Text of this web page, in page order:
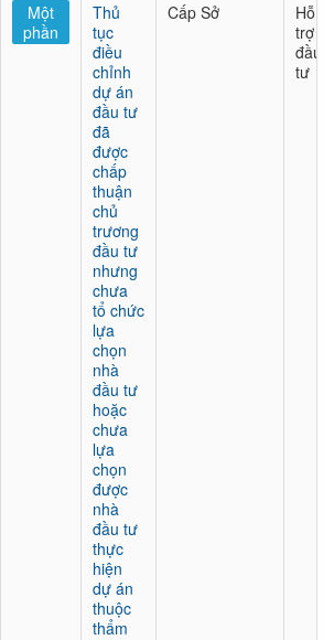
Một
phần
Thủ
tục
điều
chỉnh
dự án
đầu tư
đã
được
chấp
thuận
chủ
trương
đầu tư
nhưng
chưa
tổ chức
lựa
chọn
nhà
đầu tư
hoặc
chưa
lựa
chọn
được
nhà
đầu tư
thực
hiện
dự án
thuộc
thẩm
Cấp Sở
Hỗ
trợ
đầu
tư